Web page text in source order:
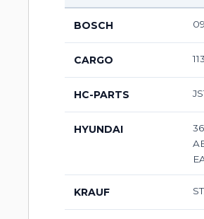
BOSCH
CARGO
HC-PARTS
HYUNDAI
KRAUF